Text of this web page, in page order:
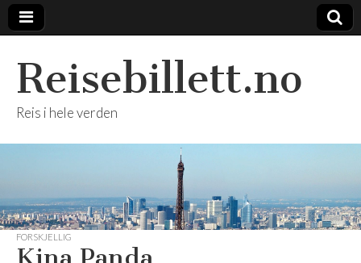
Reisebillett.no
Reis i hele verden
FORSKJELLIG